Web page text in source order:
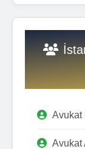
Avukat
Avukat